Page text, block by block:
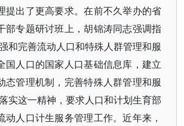
提出了更高要求。在前不久举办的省
部专题研讨班上，胡锦涛同志强调指
和完善流动人口和特殊人群管理和服
国人口的国家人口基础信息库，建立
态管理机制，完善特殊人群管理和服
实这一精神，要求人口和计划生育部
动人口计生服务管理工作。近年来，